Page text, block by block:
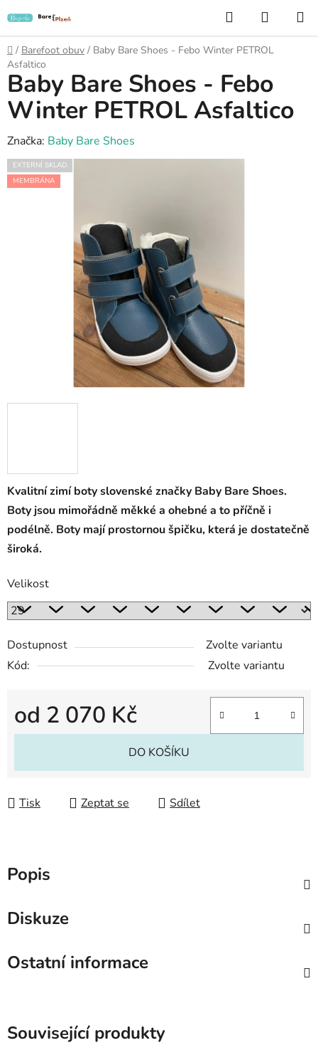
na
obsah
Hledat
KOŠÍK
Domů
/ Barefoot obuv / Baby Bare Shoes - Febo Winter PETROL
Asfaltico
Kvalitní zimí boty slovenské značky Baby Bare Shoes.
Boty jsou mimořádně měkké a ohebné a to příčně i
podélně. Boty mají prostornou špičku, která je dostatečně
široká.
Velikost
Dostupnost
Zvolte variantu
Kód:
Zvolte variantu
od 2 070 Kč
Měrná cena:
DO KOŠÍKU
Tisk Zeptat se Sdílet
Baby Bare Shoes - Febo
Winter PETROL Asfaltico
Značka: Baby Bare Shoes
EXTERNÍ SKLAD
MEMBRÁNA
Popis
Diskuze
Ostatní informace
Související produkty